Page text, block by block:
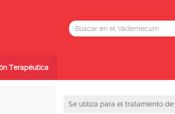
Terapéutica
Se utiliza para el tratamiento de: